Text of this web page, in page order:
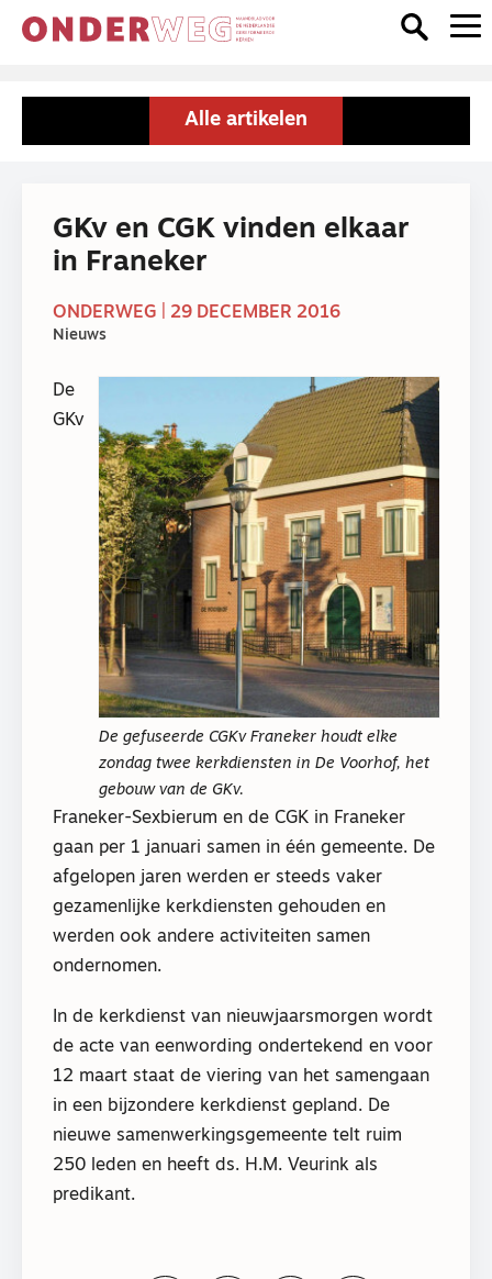
Alle artikelen
GKv en CGK vinden elkaar
in Franeker
ONDERWEG | 29 DECEMBER 2016
Nieuws
De gefuseerde CGKv Franeker houdt elke
zondag twee kerkdiensten in De Voorhof, het
gebouw van de GKv.
De
GKv
Franeker-Sexbierum en de CGK in Franeker
gaan per 1 januari samen in één gemeente. De
afgelopen jaren werden er steeds vaker
gezamenlijke kerkdiensten gehouden en
werden ook andere activiteiten samen
ondernomen.
In de kerkdienst van nieuwjaarsmorgen wordt
de acte van eenwording ondertekend en voor
12 maart staat de viering van het samengaan
in een bijzondere kerkdienst gepland. De
nieuwe samenwerkingsgemeente telt ruim
250 leden en heeft ds. H.M. Veurink als
predikant.